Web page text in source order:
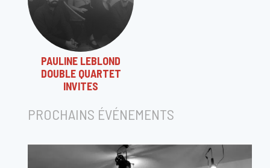
PAULINE LEBLOND
DOUBLE QUARTET
INVITES
PROCHAINS ÉVÉNEMENTS